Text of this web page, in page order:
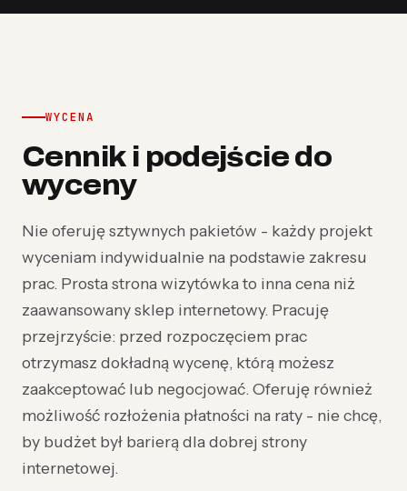
WYCENA
Cennik i podejście do
wyceny
Nie oferuję sztywnych pakietów - każdy projekt
wyceniam indywidualnie na podstawie zakresu
prac. Prosta strona wizytówka to inna cena niż
zaawansowany sklep internetowy. Pracuję
przejrzyście: przed rozpoczęciem prac
otrzymasz dokładną wycenę, którą możesz
zaakceptować lub negocjować. Oferuję również
możliwość rozłożenia płatności na raty - nie chcę,
by budżet był barierą dla dobrej strony
internetowej.